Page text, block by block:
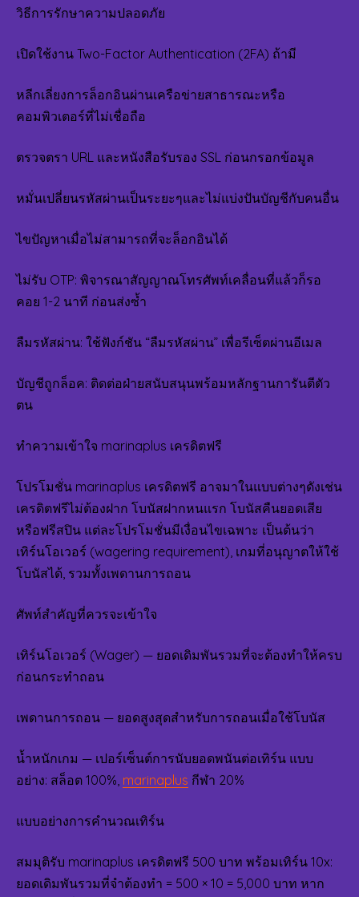
วิธีการรักษาความปลอดภัย
เปิดใช้งาน Two-Factor Authentication (2FA) ถ้ามี
หลีกเลี่ยงการล็อกอินผ่านเครือข่ายสาธารณะหรือ
คอมพิวเตอร์ที่ไม่เชื่อถือ
ตรวจตรา URL และหนังสือรับรอง SSL ก่อนกรอกข้อมูล
หมั่นเปลี่ยนรหัสผ่านเป็นระยะๆและไม่แบ่งปันบัญชีกับคนอื่น
ไขปัญหาเมื่อไม่สามารถที่จะล็อกอินได้
ไม่รับ OTP: พิจารณาสัญญาณโทรศัพท์เคลื่อนที่แล้วก็รอ
คอย 1-2 นาที ก่อนส่งซ้ำ
ลืมรหัสผ่าน: ใช้ฟังก์ชัน “ลืมรหัสผ่าน” เพื่อรีเซ็ตผ่านอีเมล
บัญชีถูกล็อค: ติดต่อฝ่ายสนับสนุนพร้อมหลักฐานการันตีตัว
ตน
ทำความเข้าใจ marinaplus เครดิตฟรี
โปรโมชั่น marinaplus เครดิตฟรี อาจมาในแบบต่างๆดังเช่น
เครดิตฟรีไม่ต้องฝาก โบนัสฝากหนแรก โบนัสคืนยอดเสีย
หรือฟรีสปิน แต่ละโปรโมชั่นมีเงื่อนไขเฉพาะ เป็นต้นว่า
เทิร์นโอเวอร์ (wagering requirement), เกมที่อนุญาตให้ใช้
โบนัสได้, รวมทั้งเพดานการถอน
ศัพท์สำคัญที่ควรจะเข้าใจ
เทิร์นโอเวอร์ (Wager) — ยอดเดิมพันรวมที่จะต้องทำให้ครบ
ก่อนกระทำถอน
เพดานการถอน — ยอดสูงสุดสำหรับการถอนเมื่อใช้โบนัส
น้ำหนักเกม — เปอร์เซ็นต์การนับยอดพนันต่อเทิร์น แบบ
อย่าง: สล็อต 100%, marinaplus กีฬา 20%
แบบอย่างการคำนวณเทิร์น
สมมุติรับ marinaplus เครดิตฟรี 500 บาท พร้อมเทิร์น 10x:
ยอดเดิมพันรวมที่จำต้องทำ = 500 × 10 = 5,000 บาท หาก